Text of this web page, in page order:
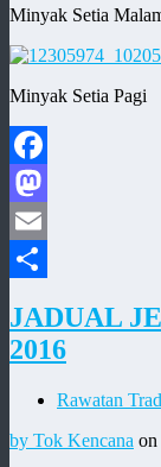
Minyak Setia
Minyak Setia Pagi
Facebook
Mastodon
Email
JADUAL
2016
Rawatan
by Tok Kencana on